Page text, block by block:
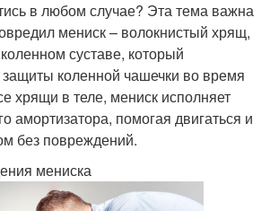
в любом случае? Эта тема важна
мениск – волокнистый хрящ,
суставе, который
коленной чашечки во время
хрящи в теле, мениск исполняет
амортизатора, помогая двигаться и
без повреждений.
мениска